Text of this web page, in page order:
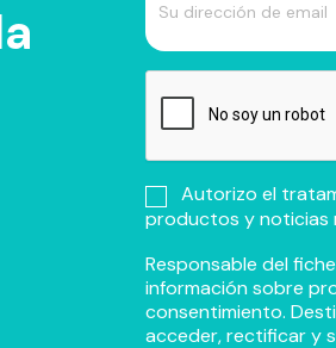
Autorizo el
productos y noticias
Responsable del
información sobre
consentimiento.
acceder, rectificar y